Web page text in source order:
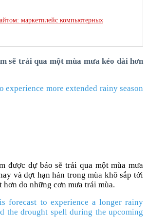
маркетплейс компьютерных
sẽ trải qua một mùa mưa kéo dài hơn
experience more extended rainy season
được dự báo sẽ trải qua một mùa mưa
và đợt hạn hán trong mùa khô sắp tới
do những cơn mưa trái mùa.
forecast to experience a longer rainy
the drought spell during the upcoming